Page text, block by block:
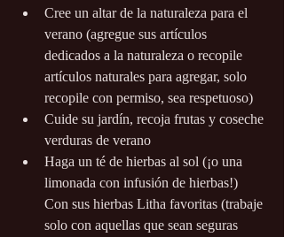
Cree un altar de la naturaleza para el
verano (agregue sus artículos
dedicados a la naturaleza o recopile
artículos naturales para agregar, solo
recopile con permiso, sea respetuoso)
Cuide su jardín, recoja frutas y coseche
verduras de verano
Haga un té de hierbas al sol (¡o una
limonada con infusión de hierbas!)
Con sus hierbas Litha favoritas (trabaje
solo con aquellas que sean seguras